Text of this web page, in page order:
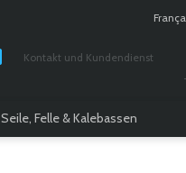
Kontakt und Kundendienst
Seile, Felle & Kalebassen